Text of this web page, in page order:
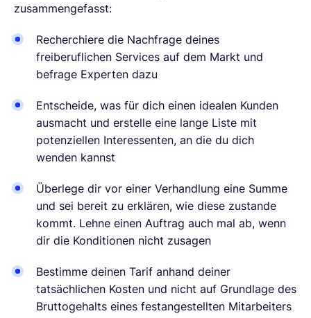
zusammengefasst:
Recherchiere die Nachfrage deines
freiberuflichen Services auf dem Markt und
befrage Experten dazu
Entscheide, was für dich einen idealen Kunden
ausmacht und erstelle eine lange Liste mit
potenziellen Interessenten, an die du dich
wenden kannst
Überlege dir vor einer Verhandlung eine Summe
und sei bereit zu erklären, wie diese zustande
kommt. Lehne einen Auftrag auch mal ab, wenn
dir die Konditionen nicht zusagen
Bestimme deinen Tarif anhand deiner
tatsächlichen Kosten und nicht auf Grundlage des
Bruttogehalts eines festangestellten Mitarbeiters